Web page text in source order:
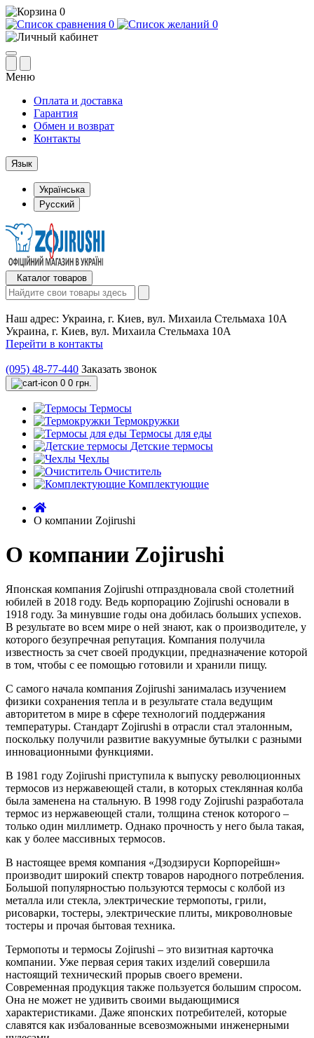
0
0
0
Меню
Оплата и доставка
Гарантия
Обмен и возврат
Контакты
Язык
Українська
Русский
Каталог товаров
Наш адрес: Украина, г. Киев, вул. Михаила Стельмаха 10А
Украина, г. Киев, вул. Михаила Стельмаха 10А
Перейти в контакты
(095) 48-77-440 Заказать звонок
0 0 грн.
Термосы
Термокружки
Термосы для еды
Детские термосы
Чехлы
Очиститель
Комплектующие
О компании Zojirushi
О компании Zojirushi
Японская компания Zojirushi отпраздновала свой столетний
юбилей в 2018 году. Ведь корпорацию Zojirushi основали в
1918 году. За минувшие годы она добилась больших успехов.
В результате во всем мире о ней знают, как о производителе, у
которого безупречная репутация. Компания получила
известность за счет своей продукции, предназначение которой
в том, чтобы с ее помощью готовили и хранили пищу.
С самого начала компания Zojirushi занималась изучением
физики сохранения тепла и в результате стала ведущим
авторитетом в мире в сфере технологий поддержания
температуры. Стандарт Zojirushi в отрасли стал эталонным,
поскольку получили развитие вакуумные бутылки с разными
инновационными функциями.
В 1981 году Zojirushi приступила к выпуску революционных
термосов из нержавеющей стали, в которых стеклянная колба
была заменена на стальную. В 1998 году Zojirushi разработала
термос из нержавеющей стали, толщина стенок которого –
только один миллиметр. Однако прочность у него была такая,
как у более массивных термосов.
В настоящее время компания «Дзодзируси Корпорейшн»
производит широкий спектр товаров народного потребления.
Большой популярностью пользуются термосы с колбой из
металла или стекла, электрические термопоты, грили,
рисоварки, тостеры, электрические плиты, микроволновые
тостеры и прочая бытовая техника.
Термопоты и термосы Zojirushi – это визитная карточка
компании. Уже первая серия таких изделий совершила
настоящий технический прорыв своего времени.
Современная продукция также пользуется большим спросом.
Она не может не удивить своими выдающимися
характеристиками. Даже японских потребителей, которые
славятся как избалованные всевозможными инженерными